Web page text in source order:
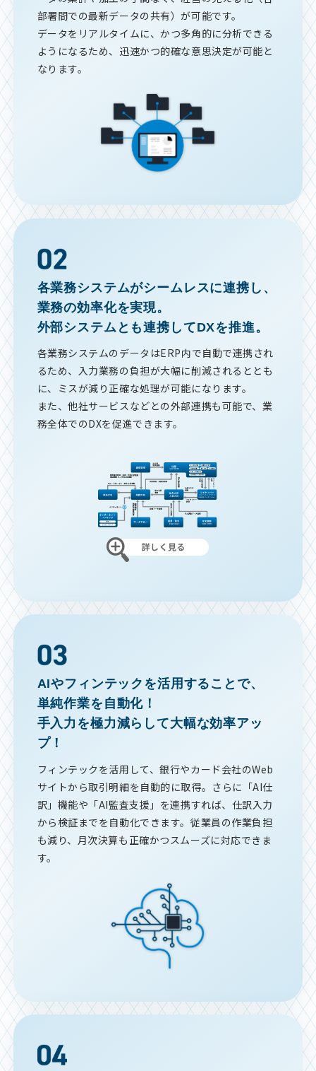
部署間での最新データの共有）が可能です。
データをリアルタイムに、かつ多角的に分析できる
ようになるため、迅速かつ的確な意思決定が可能と
なります。
各業務システムがシームレスに連携し、
業務の効率化を実現。
外部システムとも連携してDXを推進。
各業務システムのデータはERP内で自動で連携され
るため、入力業務の負担が大幅に削減されるととも
に、ミスが減り正確な処理が可能になります。
また、他社サービスなどとの外部連携も可能で、業
務全体でのDXを促進できます。
AIやフィンテックを活用することで、
単純作業を自動化！
手入力を極力減らして大幅な効率アッ
プ！
フィンテックを活用して、銀行やカード会社のWeb
サイトから取引明細を自動的に取得。さらに「AI仕
訳」機能や「AI監査支援」を連携すれば、仕訳入力
から検証までを自動化できます。従業員の作業負担
も減り、月次決算も正確かつスムーズに対応できま
す。